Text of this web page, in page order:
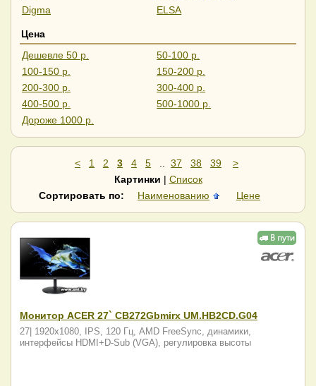
Digma
ELSA
GMNG
HAFF
HIPER
Hisense
Horizont
HP
iFlow
Iiyama
IRBIS
Lenovo
LG
Lime
MSI
Samsung
SunWind
ViewSonic
Xiaomi
Гравитон
Цена
Дешевле 50 р.
50-100 р.
100-150 р.
150-200 р.
200-300 р.
300-400 р.
400-500 р.
500-1000 р.
Дороже 1000 р.
< 1 2 3 4 5 37 38 39
>
Картинки | Список
Сортировать по:
Наименованию Цене
Монитор ACER 27` CB272Gbmirx UM.HB2CD.G04
27| 1920x1080, IPS, 120 Гц, AMD FreeSync, динамики,
интерфейсы HDMI+D-Sub (VGA), регулировка высоты